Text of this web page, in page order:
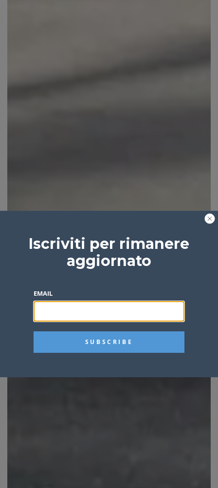
Iscriviti per rimanere
aggiornato
EMAIL